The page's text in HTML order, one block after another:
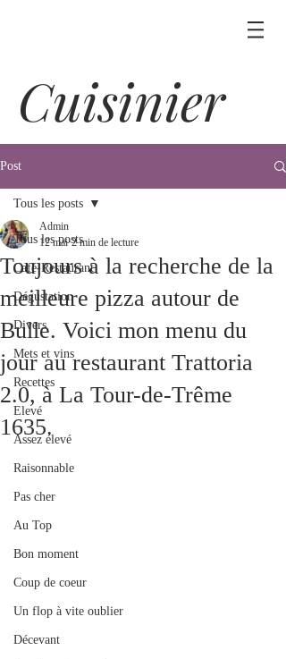
Cuisinier
Post
Tous les posts
Café-Restaurant
Dégustation
Divers
Mets et vins
Recettes
Elevé
Assez élevé
Raisonnable
Pas cher
Au Top
Bon moment
Coup de coeur
Un flop à vite oublier
Décevant
Tous les posts
Toujours à la recherche de la
meilleure pizza autour de
Bulle. Voici mon menu du
jour au restaurant Trattoria
2.0, à La Tour-de-Trême
1635.
Admin
12 mai 2 min de lecture